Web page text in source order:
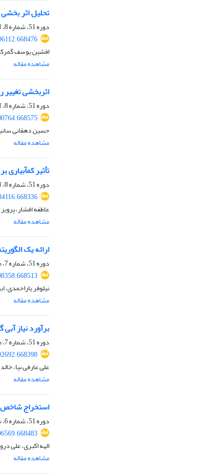
تحلیل اثر
دوره 51، شماره 8، آبان 1399، صفحه
افشین یوسف
مشاهده مقاله
اثربخشی
دوره 51، شماره 8، آبان 1399، صفحه
حسین دهقانی
مشاهده مقاله
تأثیر
دوره 51، شماره 8، آبان 1399، صفحه
عاطفه افشار،
مشاهده مقاله
ارائه یک
دوره 51، شماره 7، مهر 1399، صفحه
نیلوفر یاراحمدی،
مشاهده مقاله
برآورد نیاز
دوره 51، شماره 7، مهر 1399، صفحه
علی عارفی نیا،
مشاهده مقاله
استخراج شاخص
دوره 51، شماره 6، شهریور 1399، صفحه
الهه اکبری، علی
مشاهده مقاله